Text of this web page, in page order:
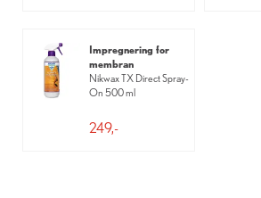
Impregnering for
membran
Nikwax TX Direct Spray-
On 500 ml
249,-